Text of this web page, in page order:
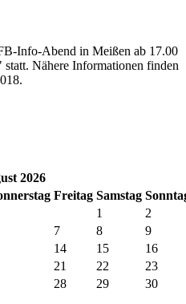
Info-Abend in Meißen ab 17.00
Nähere Informationen finden
2026
nnerstag Freitag Samstag So
1
2
7 8
9
14 15
16
21 22
23
28 29
30